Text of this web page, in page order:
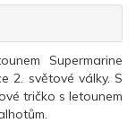
Supermarine
2. světové války. S
tričko s letounem